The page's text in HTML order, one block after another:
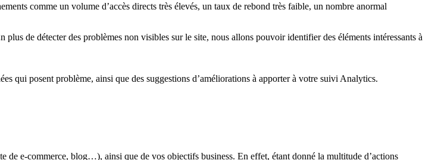
comme un volume d’accès directs très élevés, un taux de rebond très faible, un nombre anormal
de détecter des problèmes non visibles sur le site, nous allons pouvoir identifier des éléments intéressants à
qui posent problème, ainsi que des suggestions d’améliorations à apporter à votre suivi Analytics.
de e-commerce, blog…), ainsi que de vos objectifs business. En effet, étant donné la multitude d’actions